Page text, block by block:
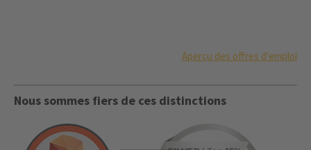
Aperçu des offres d'emploi
Nous sommes fiers de ces distinctions